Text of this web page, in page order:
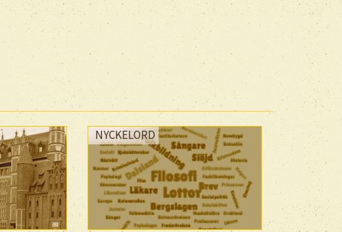
NYCKELORD